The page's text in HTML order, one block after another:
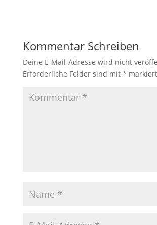
Kommentar Schreiben
Deine E-Mail-Adresse wird nicht
Erforderliche Felder sind mit * markiert